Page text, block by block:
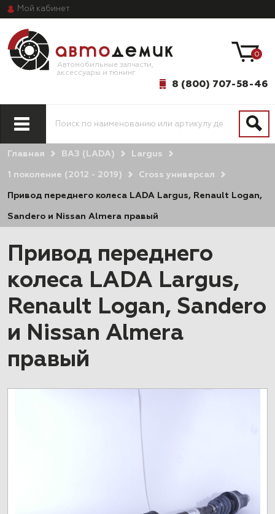
Мой кабинет
Автомобильные запчасти,
аксессуары и тюнинг
8 (800) 707-58-46
0
Главная ВАЗ (LADA) Largus
1 поколение (2012 - 2019) Cross универсал
Привод переднего колеса LADA Largus, Renault Logan,
Sandero и Nissan Almera правый
Привод переднего
колеса LADA Largus,
Renault Logan, Sandero
и Nissan Almera
правый